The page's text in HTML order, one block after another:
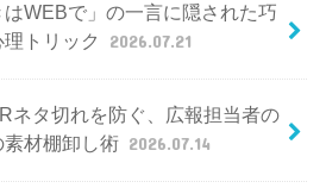
はWEBで」の一言に隠された巧
トリック
2026.07.21
ネタ切れを防ぐ、広報担当者の
素材棚卸し術 2026.07.14